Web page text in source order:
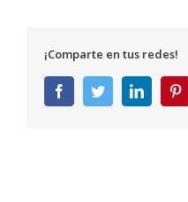
¡Comparte en tus redes!
FacebookTwitterLinkedIn